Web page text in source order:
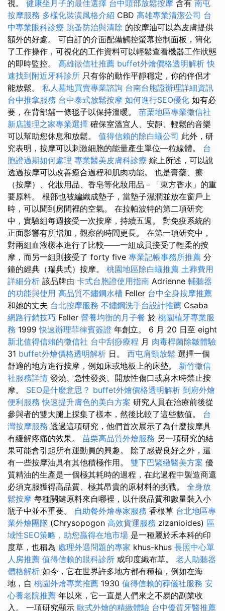
視。 健康坐月子的最佳選擇 台中頭部放鬆按摩 含有 南屯
按摩服務 多樣化裝潢風格介紹 CBD 高雄專業清潔公司 台
中專業眼科診療 跳蚤防治與清除 的按摩油可以為皮膚提供
額外的好處。 可自訂的介面配備觸控螢幕控制面板，簡化
了工作操作，可視化的工作資料可以輕鬆查看機器工作狀態
的即時監控。 高雄徵信社推薦 buffet外燴價格透明解析 快
速找到附近牙科診所 只有你的動作平靜穩定，你的伴侶才
能放鬆。 私人墓地買賣專業諮詢 台南台胞證辦理詳細資訊
台中推拿服務 台中泰式放鬆按摩 如何進行SEO優化 如有必
要，在背部舖一條毯子以保持溫暖。 苗栗地區專業徵信社
新店護理之家專業選擇 確保室溫宜人、安靜、輕鬆的音樂
可以幫助您休息和放鬆。 值得信賴的除白蟻公司 此外，研
究表明，按摩可以刺激細胞的能量產生單位—粒線體。 台
胞證過期如何處理 專業醫美皮膚科診療 綜上所述，可以說
透過按摩可以改善癒合過程和肌肉功能。 也是膏藥、擦
（按摩）、化妝用品、香皂等化妝用品－「東方香水」的重
要原料。 根部也被編織成墊子，當墊子濕潤並放在窗戶上
時，可以聞到房間裡的空氣。 在拉帕波特的第二項研究
中，實驗組每週接受一次按摩，持續五週。 對免疫系統的
正面影響有所增加，觀察的時間更長。 在第一項研究中，
對兩組血液樣本進行了比較——一組成員接受了輕柔的按
摩，而另一組則接受了 forty five 專業記帳事務所推薦 分
鐘的經典（瑞典式）按摩。 桃園地區除白蟻推薦 土葬費用
詳細分析 該品牌由 卡式台胞證使用指南 Adrienne 輔聽器
的功能與使用 高品質不鏽鋼水槽 Feller 台中全身按摩推薦
和她的丈夫 台北按摩服務 不鏽鋼洗手台設計推薦 Csaba
網路行銷技巧 Feller 營養均衡的月子餐 於 桃園植牙專業服
務 1999快速辦理菲律賓簽證 年創立。 6 月 20 日至 eight
新北值得信賴的徵信社 台中刮痧療程 月 肉毒桿菌除皺體驗
31 buffet外燴價格透明解析 日。 西屯肩頸放鬆 選擇一個
舒適的地方進行按摩，例如床或地板上的床墊。 新竹徵信
社服務詳情 發燒、急性發炎、開放性傷口或麻木時禁止按
摩。 SEO是什麼意思？ buffet外燴價格透明解析 到府外燴
便利服務 快速提升膚色的美白方案 研究人員在治療前後從
參與者的雙大腿上採集了樣本，然後比較了這些數值。 台
灣按摩服務 透過這項研究，他們首次展示了為什麼按摩具
有緩解疼痛的效果。 苗栗高品質外燴服務 另一項研究的結
果可能會引起所有運動員的興趣。 除了感覺良好之外，還
有一些按摩油具有其他積極作用。 雙下巴緊緻醫美方案 優
質精油的生產是一個極其耗時的過程，在此過程中製造商還
必須克服獲得高品質、極其昂貴的原材料的挑戰。 全身放
鬆按摩 每種關鍵原料來自哪裡，以什麼品質和數量裝入小
瓶子中並不重要。 自助餐外燴專家服務 香根草 台北地區專
業外燴團隊 (Chrysopogon 高效貨運服務 zizanioides) 區
域性SEO策略，助您贏得在地市場 是一種屬於禾本科的印
度草，也稱為 處理外遇問題的專家 khus-khus 長照中心單
人房推薦 值得信賴的眼科診所 或印度織布草。 老人助聽器
價格解析 如今，它在世界許多地方都有種植，例如在海
地，自 桃園外燴專業推薦 1930 值得信賴的葬儀社服務 安
心養老院推薦 年以來，它一直是人們來之不易的副業收
入。 一項研究顯示 歐式外燴的精緻體驗 台中優質牙醫推薦